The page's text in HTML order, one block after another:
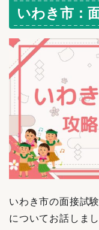
いわき市：
いわき市の面接試
についてお話しまし